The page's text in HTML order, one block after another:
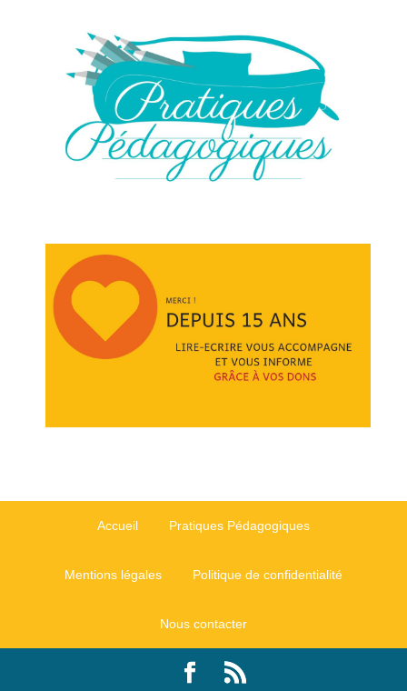
Accueil Pratiques Pédagogiques
Mentions légales Politique de confidentialité
Nous contacter